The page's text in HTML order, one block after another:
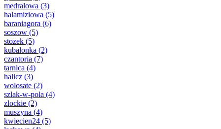
medralowa (3)
halamiziowa (5)
baraniagora (6)
soszow (5)
stozek (5)
kubalonka (2)
czantoria (7)
tarnica (4)
halicz (3)
wolosate (2)
szlak-w-pola (4)
zlockie (2)
muszyna (4)
kwiecien24 (5)